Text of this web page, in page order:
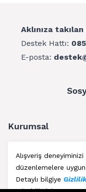
Alışveriş
düzenlemelere uygun
Detaylı bilgiye
Aklınıza
Destek Hattı:
E-posta:
Kurumsal
Müşteri
Üyelik